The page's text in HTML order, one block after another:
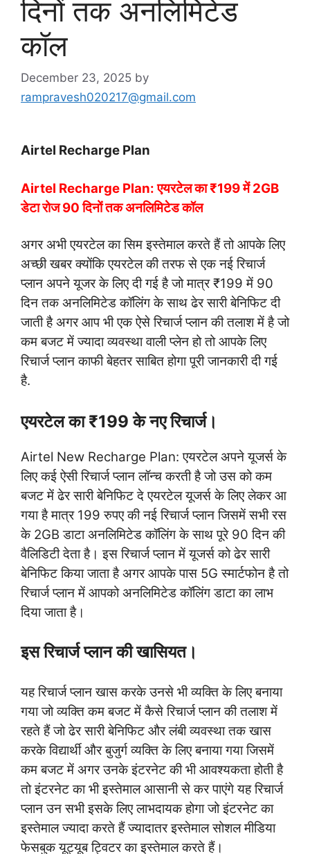
दिनों तक अनलिमिटेड
कॉल
December 23, 2025 by
rampravesh020217@gmail.com
Airtel Recharge Plan
Airtel Recharge Plan: एयरटेल का ₹199 में 2GB
डेटा रोज 90 दिनों तक अनलिमिटेड कॉल
अगर अभी एयरटेल का सिम इस्तेमाल करते हैं तो आपके लिए
अच्छी खबर क्योंकि एयरटेल की तरफ से एक नई रिचार्ज
प्लान अपने यूजर के लिए दी गई है जो मात्र ₹199 में 90
दिन तक अनलिमिटेड कॉलिंग के साथ ढेर सारी बेनिफिट दी
जाती है अगर आप भी एक ऐसे रिचार्ज प्लान की तलाश में है जो
कम बजट में ज्यादा व्यवस्था वाली प्लेन हो तो आपके लिए
रिचार्ज प्लान काफी बेहतर साबित होगा पूरी जानकारी दी गई
है.
एयरटेल का ₹199 के नए रिचार्ज।
Airtel New Recharge Plan: एयरटेल अपने यूजर्स के
लिए कई ऐसी रिचार्ज प्लान लॉन्च करती है जो उस को कम
बजट में ढेर सारी बेनिफिट दे एयरटेल यूजर्स के लिए लेकर आ
गया है मात्र 199 रुपए की नई रिचार्ज प्लान जिसमें सभी रस
के 2GB डाटा अनलिमिटेड कॉलिंग के साथ पूरे 90 दिन की
वैलिडिटी देता है। इस रिचार्ज प्लान में यूजर्स को ढेर सारी
बेनिफिट किया जाता है अगर आपके पास 5G स्मार्टफोन है तो
रिचार्ज प्लान में आपको अनलिमिटेड कॉलिंग डाटा का लाभ
दिया जाता है।
इस रिचार्ज प्लान की खासियत।
यह रिचार्ज प्लान खास करके उनसे भी व्यक्ति के लिए बनाया
गया जो व्यक्ति कम बजट में कैसे रिचार्ज प्लान की तलाश में
रहते हैं जो ढेर सारी बेनिफिट और लंबी व्यवस्था तक खास
करके विद्यार्थी और बुजुर्ग व्यक्ति के लिए बनाया गया जिसमें
कम बजट में अगर उनके इंटरनेट की भी आवश्यकता होती है
तो इंटरनेट का भी इस्तेमाल आसानी से कर पाएंगे यह रिचार्ज
प्लान उन सभी इसके लिए लाभदायक होगा जो इंटरनेट का
इस्तेमाल ज्यादा करते हैं ज्यादातर इस्तेमाल सोशल मीडिया
फेसबुक यूट्यूब ट्विटर का इस्तेमाल करते हैं।